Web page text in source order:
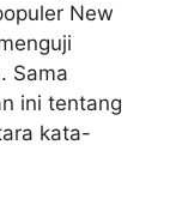
New
Sama
ini tentang
kata-